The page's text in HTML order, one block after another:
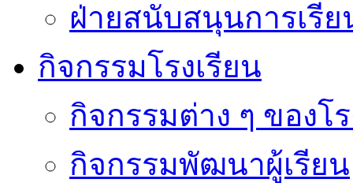
ฝ่ายสนับสนุนการเรี
กิจกรรมโรงเรียน
กิจกรรมต่าง ๆ ของโ
กิจกรรมพัฒนาผู้เรียน